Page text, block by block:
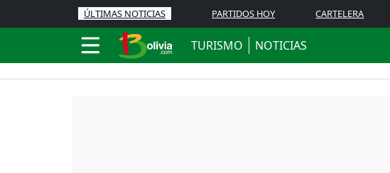
ÚLTIMAS NOTICIAS PARTIDOS HOY CARTELERA
TURISMO NOTICIAS